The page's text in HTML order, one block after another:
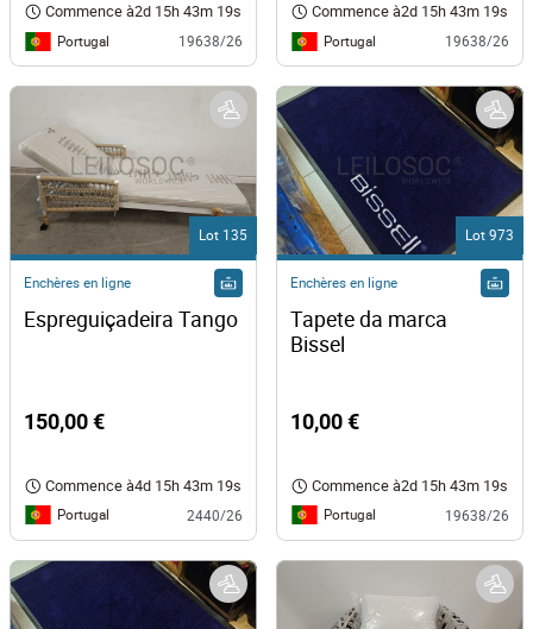
Commence à2d 15h 43m 19s
Portugal 19638/26
Commence à2d 15h 43m 19s
Portugal 19638/26
Lot 135
Enchères en ligne
Espreguiçadeira Tango
150,00 €
Commence à4d 15h 43m 19s
Portugal 2440/26
Lot 973
Enchères en ligne
Tapete da marca
10,00 €
Commence à2d 15h 43m 19s
Portugal 19638/26